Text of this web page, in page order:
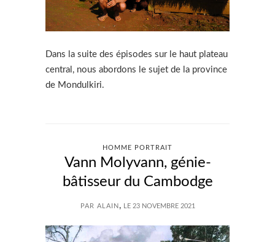
Dans la suite des épisodes sur le haut plateau
central, nous abordons le sujet de la province
de Mondulkiri.
HOMME PORTRAIT
Vann Molyvann, génie-
bâtisseur du Cambodge
PAR ALAIN , LE 23 NOVEMBRE 2021